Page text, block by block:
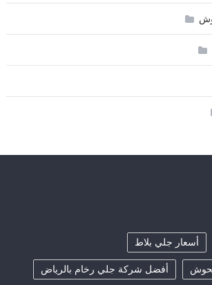
أسعار جلي بلاط
أفضل شركة جلي رخام بالرياض